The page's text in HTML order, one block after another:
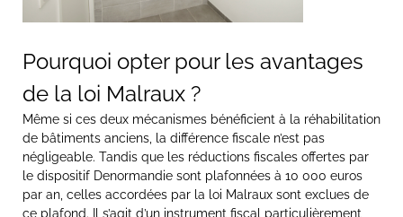
Pourquoi opter pour les avantages
de la loi Malraux ?
Même si ces deux mécanismes bénéficient à la réhabilitation
de bâtiments anciens, la différence fiscale n’est pas
négligeable. Tandis que les réductions fiscales offertes par
le dispositif Denormandie sont plafonnées à 10 000 euros
par an, celles accordées par la loi Malraux sont exclues de
ce plafond. Il s’agit d’un instrument fiscal particulièrement